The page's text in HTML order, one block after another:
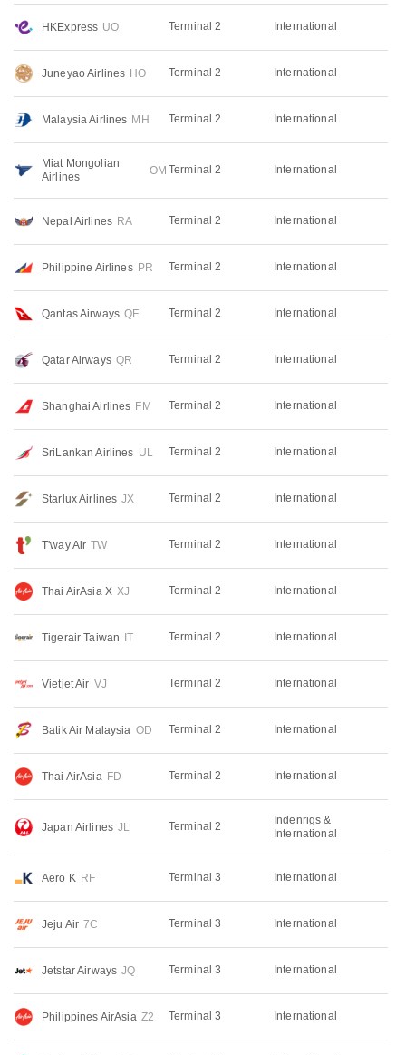
HKExpress UO Terminal 2 International
Juneyao Airlines HO Terminal 2 International
Malaysia Airlines MH Terminal 2 International
Miat Mongolian
Airlines
OM Terminal 2 International
Nepal Airlines RA Terminal 2 International
Philippine Airlines PR Terminal 2 International
Qantas Airways QF Terminal 2 International
Qatar Airways QR Terminal 2 International
Shanghai Airlines FM Terminal 2 International
SriLankan Airlines UL Terminal 2 International
Starlux Airlines JX Terminal 2 International
T'way Air TW Terminal 2 International
Thai AirAsia X XJ Terminal 2 International
Tigerair Taiwan IT Terminal 2 International
Vietjet Air VJ Terminal 2 International
Batik Air Malaysia OD Terminal 2 International
Thai AirAsia FD Terminal 2 International
Japan Airlines JL Terminal 2
Indenrigs &
International
Aero K RF Terminal 3 International
Jeju Air 7C Terminal 3 International
Jetstar Airways JQ Terminal 3 International
Philippines AirAsia Z2 Terminal 3 International